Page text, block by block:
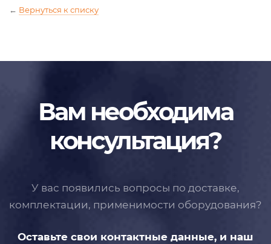
← Вернуться к списку
Вам необходима
консультация?
У вас появились вопросы по доставке,
комплектации, применимости оборудования?
Оставьте свои контактные данные, и наш